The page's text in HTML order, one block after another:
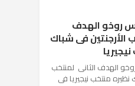
كو...
روخو الهدف
الأرجنتين فى شباك
الهدف الثانى لمنتخب
الأرجنتين فى شباك نظيره منتخب نيجيريا فى